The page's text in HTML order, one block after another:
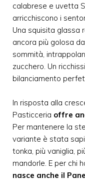
calabrese e uvetta
arricchiscono i
Una squisita glassa
ancora più golosa
sommità,
zucchero. Un
bilanciamento
In risposta alla
Pasticceria offre
Per mantenere la
variante è stata
tonka, più vaniglia,
mandorle. E per chi
nasce anche il